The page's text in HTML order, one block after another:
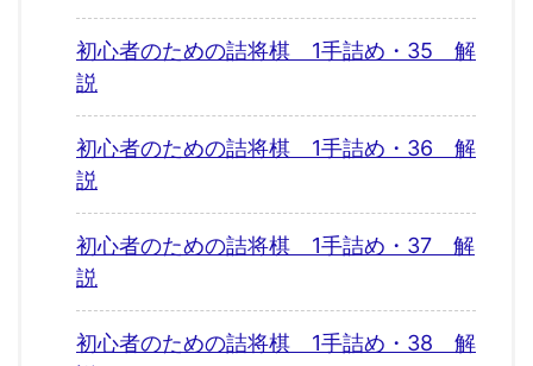
初心者のための詰将棋 1手詰め・35 解
説
初心者のための詰将棋 1手詰め・36 解
説
初心者のための詰将棋 1手詰め・37 解
説
初心者のための詰将棋 1手詰め・38 解